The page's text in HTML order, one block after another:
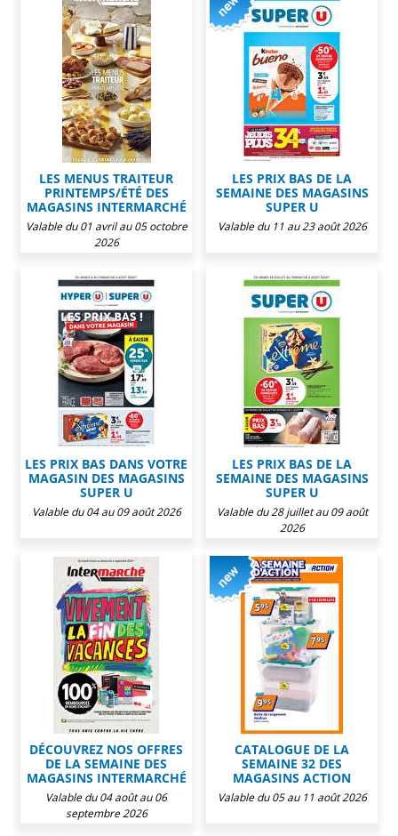
LES MENUS TRAITEUR
PRINTEMPS/ÉTÉ DES
MAGASINS INTERMARCHÉ
Valable du 01 avril au 05 octobre
2026
LES PRIX BAS DE LA
SEMAINE DES MAGASINS
SUPER U
Valable du 11 au 23 août 2026
LES PRIX BAS DANS VOTRE
MAGASIN DES MAGASINS
SUPER U
Valable du 04 au 09 août 2026
LES PRIX BAS DE LA
SEMAINE DES MAGASINS
SUPER U
Valable du 28 juillet au 09 août
2026
DÉCOUVREZ NOS OFFRES
DE LA SEMAINE DES
MAGASINS INTERMARCHÉ
Valable du 04 août au 06
septembre 2026
CATALOGUE DE LA
SEMAINE 32 DES
MAGASINS ACTION
Valable du 05 au 11 août 2026